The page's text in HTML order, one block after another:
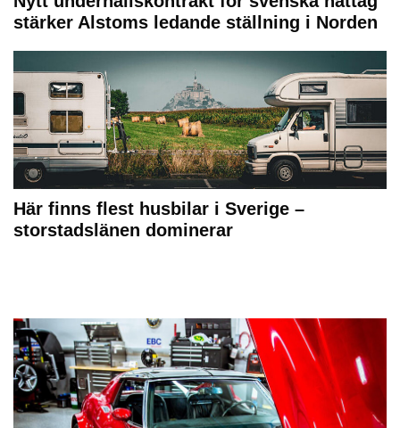
stärker Alstoms ledande ställning i Norden
Här finns flest husbilar i Sverige –
storstadslänen dominerar